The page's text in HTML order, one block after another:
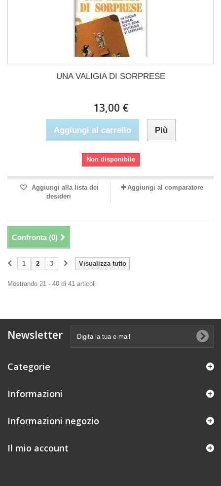
UNA VALIGIA DI SORPRESE
13,00 €
Aggiungi al carrello Più
Non disponibile
Aggiungi alla lista dei
desideri
Aggiungi al comparatore
Confronta (0)
Visualizza tutto
1 2 3
Mostrando 21 - 40 di 41 articoli
Newsletter
Categorie
Informazioni
Informazioni negozio
Il mio account